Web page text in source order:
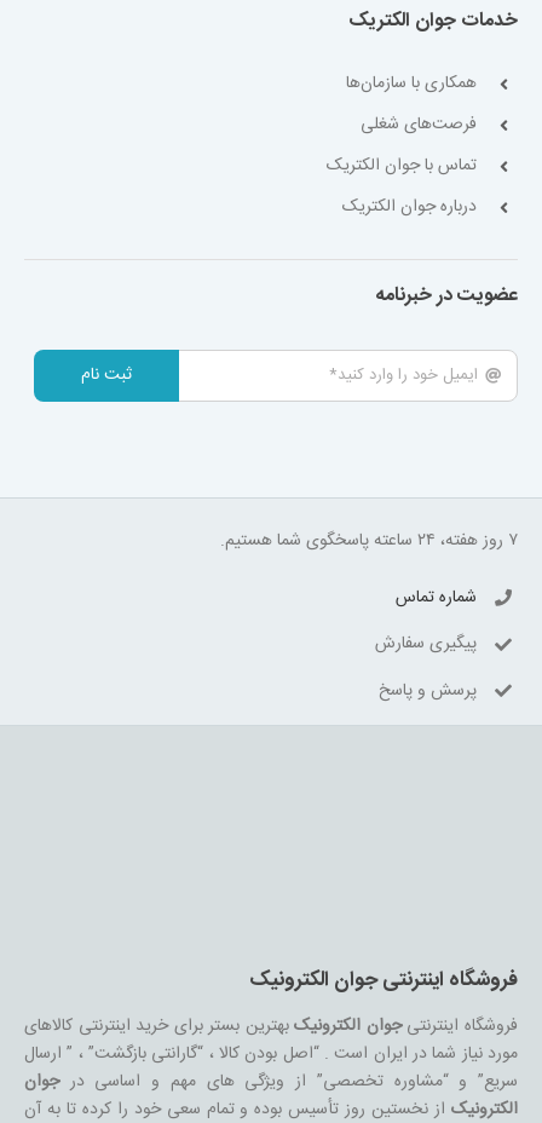
خدمات جوان الکتریک
همکاری با سازمان‌ها
فرصت‌های شغلی
تماس با جوان الکتریک
درباره جوان الکتریک
عضویت در خبرنامه
ثبت نام
۷ روز هفته، ۲۴ ساعته پاسخگوی شما هستیم.
شماره تماس
پیگیری سفارش
پرسش و پاسخ
فروشگاه اینترنتی جوان الکترونیک
فروشگاه اینترنتیجوان الکترونیکبهترین بستر برای خرید اینترنتی کالاهای
مورد نیاز شما در ایران است . “اصل بودن کالا ، “گارانتی بازگشت” ، ” ارسال
سریع” و “مشاوره تخصصی” از ویژگی های مهم و اساسی درجوان
الکترونیکاز نخستین روز تأسیس بوده و تمام سعی خود را کرده تا به آن